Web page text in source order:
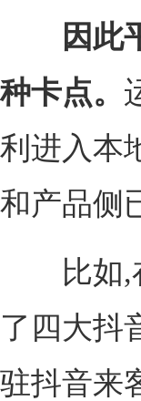
因此
种卡点。
利进入本
和产品侧
比如,在
了四大抖
驻抖音来